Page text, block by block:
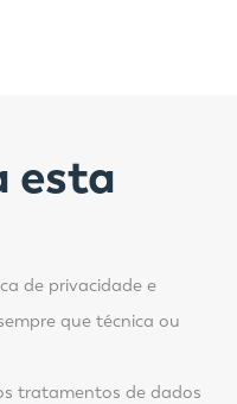
esta
de privacidade e
que técnica ou
tratamentos de dados